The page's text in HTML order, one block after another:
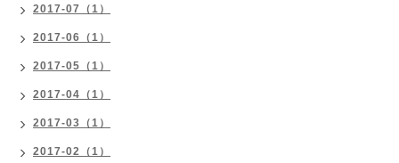
2017-07（1）
2017-06（1）
2017-05（1）
2017-04（1）
2017-03（1）
2017-02（1）